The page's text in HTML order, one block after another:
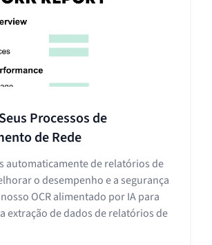
Processos de
de Rede
automaticamente de relatórios de
o desempenho e a segurança
OCR alimentado por IA para
extração de dados de relatórios de